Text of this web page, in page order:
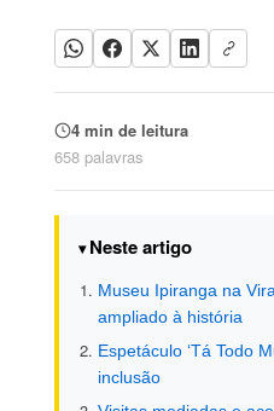
4 min de leitura
658 palavras
Neste artigo
Museu Ipiranga na
ampliado à história
Espetáculo ‘Tá Todo
inclusão